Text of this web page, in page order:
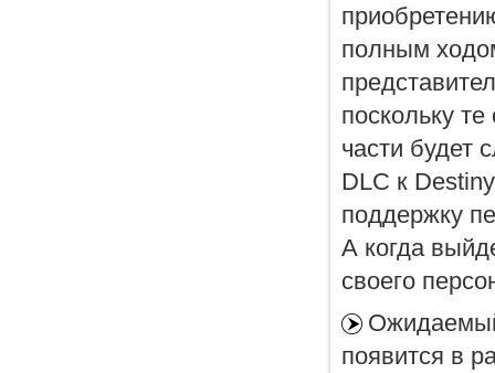
полным
поскольку
части будет
DLC к
поддержку
А когда
своего
появится в